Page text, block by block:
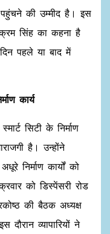
की उम्मीद है। इस
सिंह का कहना है
पहले या बाद में
कार्य
सिटी के निर्माण
है। उन्होंने
निर्माण कार्यों को
को डिस्पेंसरी रोड
की बैठक अध्यक्ष
व्यापारियों ने